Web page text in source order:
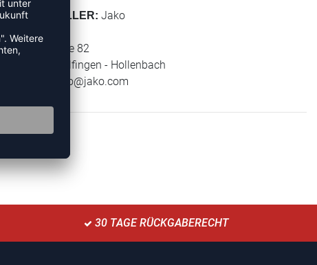
HERSTELLER: Jako
Jako AG
Amtstrasse 82
74673 Mulfingen - Hollenbach
info@jako.com
30 TAGE RÜCKGABERECHT